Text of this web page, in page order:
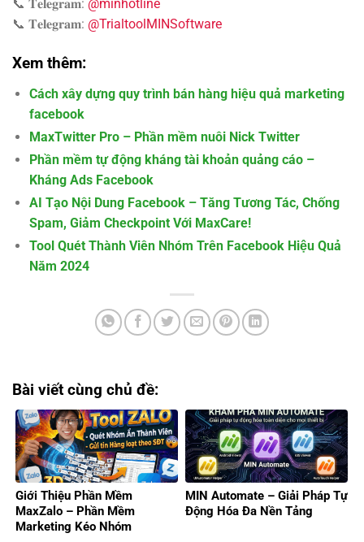
📞 𝐓𝐞𝐥𝐞𝐠𝐫𝐚𝐦: @minhotline
📞 𝐓𝐞𝐥𝐞𝐠𝐫𝐚𝐦: @TrialtoolMINSoftware
Xem thêm:
Cách xây dựng quy trình bán hàng hiệu quả marketing
facebook
MaxTwitter Pro – Phần mềm nuôi Nick Twitter
Phần mềm tự động kháng tài khoản quảng cáo –
Kháng Ads Facebook
AI Tạo Nội Dung Facebook – Tăng Tương Tác, Chống
Spam, Giảm Checkpoint Với MaxCare!
Tool Quét Thành Viên Nhóm Trên Facebook Hiệu Quả
Năm 2024
Bài viết cùng chủ đề:
Giới Thiệu Phần Mềm
MaxZalo – Phần Mềm
Marketing Kéo Nhóm
MIN Automate – Giải Pháp Tự
Động Hóa Đa Nền Tảng